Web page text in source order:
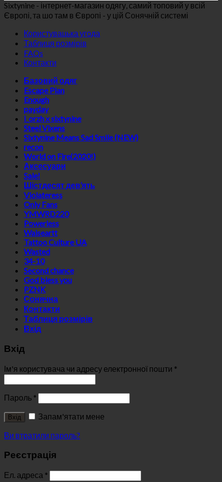
Sixtynine - інтернет-магазин одягу, самий топовий у всій
Європі, та шо там в Європі - у цій Сонячній системі
Користувацька угода
Таблиця розмірів
FAQs
Контакти
Базовий одяг
Escape Plan
Enough
payday
i_orzh x sixtynine
Steel Vixens
Sixtynine Means Sad Smile (NEW)
recon
World on Fire(2020!)
Аксесуари
Sale!
Шістдесят дев’ять
Violateress
Only Fans
YMWRD220
Powerless
Waiseartt
Tattoo Culture UA
Wasted
34-10
Second chance
God bless you
PZNK
Сонячна
Контакти
Таблиця розмірів
Вхід
Вхід
Ім'я користувача чи адресу електронної пошти *
Пароль *
Вхід
Запам'ятати мене
Ви втратили пароль?
Реєстрація
Ел. адреса *